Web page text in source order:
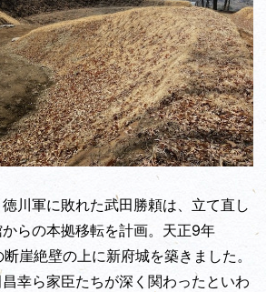
川軍に敗れた武田勝頼は、立て直し
らの本拠移転を計画。天正9年
断崖絶壁の上に新府城を築きました。
幸ら家臣たちが深く関わったといわ